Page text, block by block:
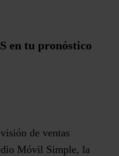
en tu pronóstico
de ventas
Móvil Simple, la